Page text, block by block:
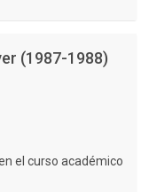
(1987-1988)
el curso académico